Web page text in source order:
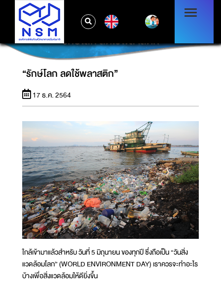
“รักษ์โลก ลดใช้พลาสติก”
“รักษ์โลก ลดใช้พลาสติก”
17 ธ.ค. 2564
ใกล้เข้ามาแล้วสำหรับ วันที่ 5 มิถุนายน ของทุกปี ซึ่งถือเป็น “วันสิ่ง
แวดล้อมโลก” (WORLD ENVIRONMENT DAY) เราควรจะทำอะไร
บ้างเพื่อสิ่งแวดล้อมให้ดียิ่งขึ้น